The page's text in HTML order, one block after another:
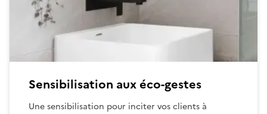
Sensibilisation aux éco-gestes
Une sensibilisation pour inciter vos clients à